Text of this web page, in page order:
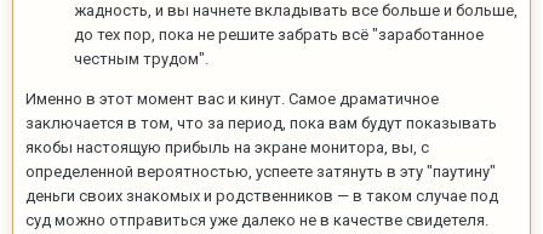
жадность, и вы начнете вкладывать все больше и больше,
до тех пор, пока не решите забрать всё "заработанное
честным трудом".
Именно в этот момент вас и кинут. Самое драматичное
заключается в том, что за период, пока вам будут показывать
якобы настоящую прибыль на экране монитора, вы, с
определенной вероятностью, успеете затянуть в эту "паутину"
деньги своих знакомых и родственников — в таком случае под
суд можно отправиться уже далеко не в качестве свидетеля.